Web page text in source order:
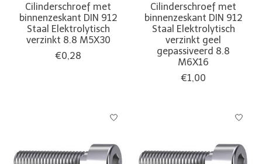
Cilinderschroef met
binnenzeskant DIN 912
Staal Elektrolytisch
verzinkt 8.8 M5X30
€0,28
Cilinderschroef met
binnenzeskant DIN 912
Staal Elektrolytisch
verzinkt geel
gepassiveerd 8.8
M6X16
€1,00